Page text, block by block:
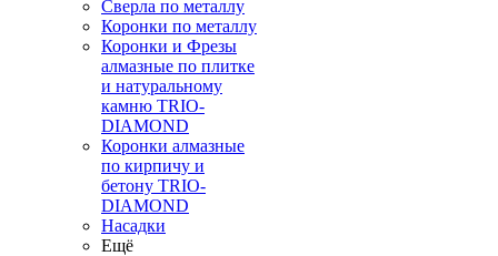
Сверла по металлу
Коронки по металлу
Коронки и Фрезы
алмазные по плитке
и натуральному
камню TRIO-
DIAMOND
Коронки алмазные
по кирпичу и
бетону TRIO-
DIAMOND
Насадки
Ещё